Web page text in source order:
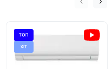
ТОП
ХІТ